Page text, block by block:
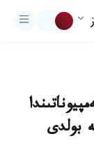
بولدى